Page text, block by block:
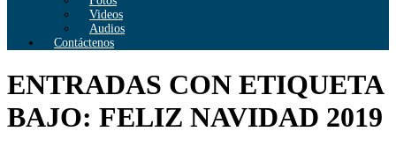
Videos
Audios
Contáctenos
ENTRADAS CON ETIQUETA
BAJO: FELIZ NAVIDAD 2019